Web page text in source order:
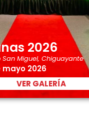
2026
San Miguel, Chiguayante
mayo 2026
VER GALERÍA